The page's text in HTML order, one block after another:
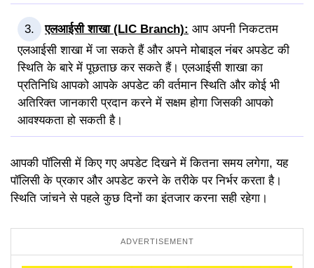
एलआईसी शाखा (LIC Branch): आप अपनी निकटतम
एलआईसी शाखा में जा सकते हैं और अपने मोबाइल नंबर अपडेट की
स्थिति के बारे में पूछताछ कर सकते हैं। एलआईसी शाखा का
प्रतिनिधि आपको आपके अपडेट की वर्तमान स्थिति और कोई भी
अतिरिक्त जानकारी प्रदान करने में सक्षम होगा जिसकी आपको
आवश्यकता हो सकती है।
आपकी पॉलिसी में किए गए अपडेट दिखने में कितना समय लगेगा, यह
पॉलिसी के प्रकार और अपडेट करने के तरीके पर निर्भर करता है।
स्थिति जांचने से पहले कुछ दिनों का इंतजार करना सही रहेगा।
ADVERTISEMENT